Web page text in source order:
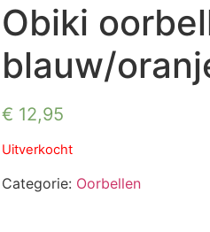
Obiki
blauw/
€ 12,95
Uitverkocht
Categorie: Oorbellen